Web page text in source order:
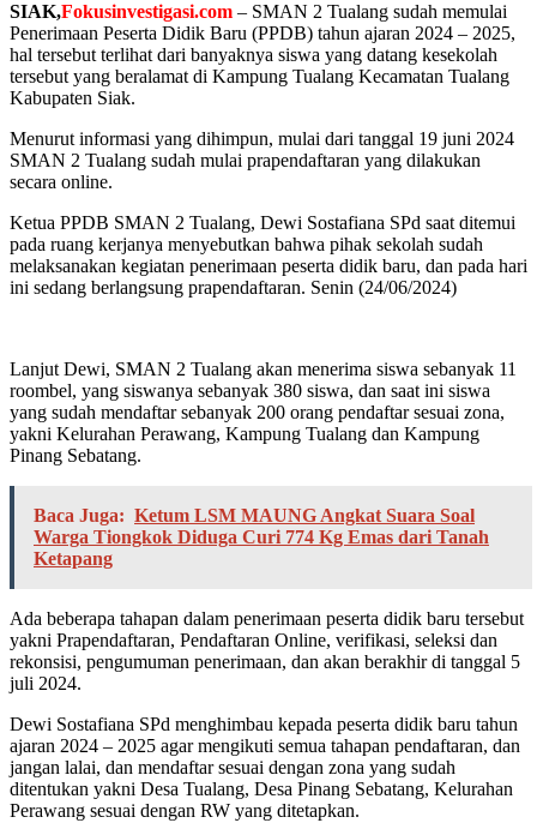
SIAK,Fokusinvestigasi.com – SMAN 2 Tualang sudah memulai
Penerimaan Peserta Didik Baru (PPDB) tahun ajaran 2024 – 2025,
hal tersebut terlihat dari banyaknya siswa yang datang kesekolah
tersebut yang beralamat di Kampung Tualang Kecamatan Tualang
Kabupaten Siak.
Menurut informasi yang dihimpun, mulai dari tanggal 19 juni 2024
SMAN 2 Tualang sudah mulai prapendaftaran yang dilakukan
secara online.
Ketua PPDB SMAN 2 Tualang, Dewi Sostafiana SPd saat ditemui
pada ruang kerjanya menyebutkan bahwa pihak sekolah sudah
melaksanakan kegiatan penerimaan peserta didik baru, dan pada hari
ini sedang berlangsung prapendaftaran. Senin (24/06/2024)
Lanjut Dewi, SMAN 2 Tualang akan menerima siswa sebanyak 11
roombel, yang siswanya sebanyak 380 siswa, dan saat ini siswa
yang sudah mendaftar sebanyak 200 orang pendaftar sesuai zona,
yakni Kelurahan Perawang, Kampung Tualang dan Kampung
Pinang Sebatang.
Baca Juga: Ketum LSM MAUNG Angkat Suara Soal
Warga Tiongkok Diduga Curi 774 Kg Emas dari Tanah
Ketapang
Ada beberapa tahapan dalam penerimaan peserta didik baru tersebut
yakni Prapendaftaran, Pendaftaran Online, verifikasi, seleksi dan
rekonsisi, pengumuman penerimaan, dan akan berakhir di tanggal 5
juli 2024.
Dewi Sostafiana SPd menghimbau kepada peserta didik baru tahun
ajaran 2024 – 2025 agar mengikuti semua tahapan pendaftaran, dan
jangan lalai, dan mendaftar sesuai dengan zona yang sudah
ditentukan yakni Desa Tualang, Desa Pinang Sebatang, Kelurahan
Perawang sesuai dengan RW yang ditetapkan.